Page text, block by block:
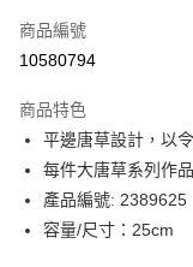
商品編號
10580794
商品特色
平邊唐草設計，以
每件大唐草系列作
產品編號: 2389625
容量/尺寸：25cm